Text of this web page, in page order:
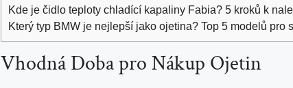
Kde je čidlo teploty chladící kapaliny Fabia? 5 kroků k
Který typ BMW je nejlepší jako ojetina? Top 5 modelů pro
Vhodná Doba pro Nákup Ojetin